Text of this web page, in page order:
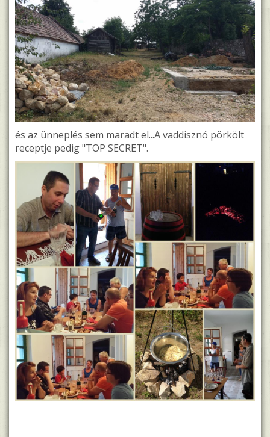
és az ünneplés sem maradt el...A vaddisznó pörkölt
receptje pedig "TOP SECRET".